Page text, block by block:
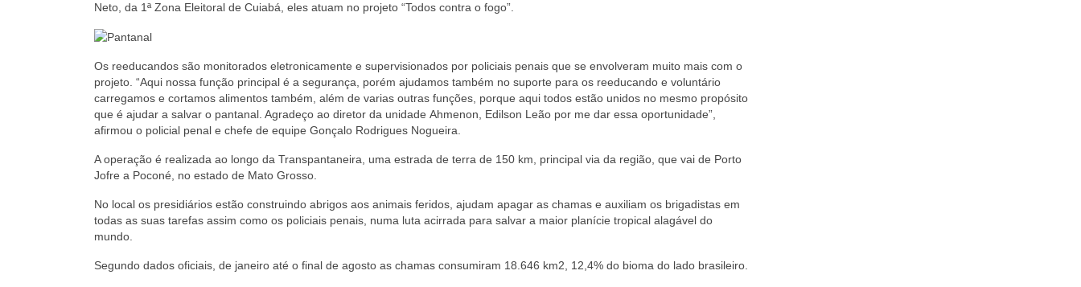
Neto, da 1ª Zona Eleitoral de Cuiabá, eles atuam no projeto “Todos contra o fogo”.
Os reeducandos são monitorados eletronicamente e supervisionados por policiais penais que se envolveram muito mais com o
projeto. “Aqui nossa função principal é a segurança, porém ajudamos também no suporte para os reeducando e voluntário
carregamos e cortamos alimentos também, além de varias outras funções, porque aqui todos estão unidos no mesmo propósito
que é ajudar a salvar o pantanal. Agradeço ao diretor da unidade Ahmenon, Edilson Leão por me dar essa oportunidade”,
afirmou o policial penal e chefe de equipe Gonçalo Rodrigues Nogueira.
A operação é realizada ao longo da Transpantaneira, uma estrada de terra de 150 km, principal via da região, que vai de Porto
Jofre a Poconé, no estado de Mato Grosso.
No local os presidiários estão construindo abrigos aos animais feridos, ajudam apagar as chamas e auxiliam os brigadistas em
todas as suas tarefas assim como os policiais penais, numa luta acirrada para salvar a maior planície tropical alagável do
mundo.
Segundo dados oficiais, de janeiro até o final de agosto as chamas consumiram 18.646 km2, 12,4% do bioma do lado brasileiro.